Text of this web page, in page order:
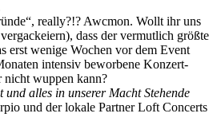
really?!? Awcmon. Wollt ihr uns
dass der vermutlich größte
erst wenige Wochen vor dem Event
intensiv beworbene Konzert-
nicht wuppen kann?
und alles in unserer Macht Stehende
und der lokale Partner Loft Concerts